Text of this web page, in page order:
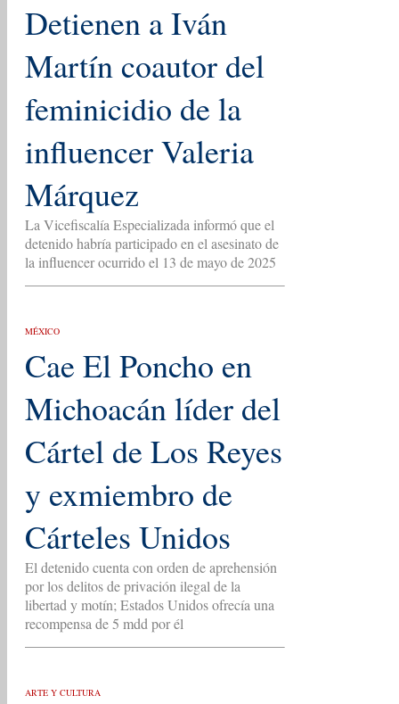
Detienen a Iván
Martín coautor del
feminicidio de la
influencer Valeria
Márquez
La Vicefiscalía Especializada informó que el
detenido habría participado en el asesinato de
la influencer ocurrido el 13 de mayo de 2025
MÉXICO
Cae El Poncho en
Michoacán líder del
Cártel de Los Reyes
y exmiembro de
Cárteles Unidos
El detenido cuenta con orden de aprehensión
por los delitos de privación ilegal de la
libertad y motín; Estados Unidos ofrecía una
recompensa de 5 mdd por él
ARTE Y CULTURA